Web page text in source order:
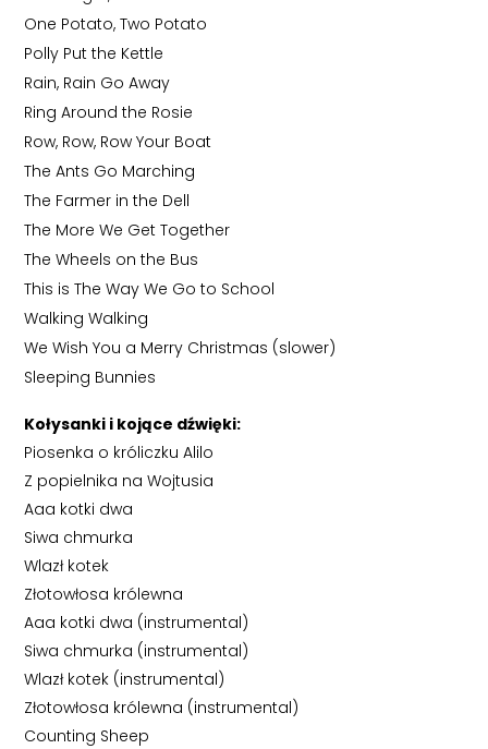
One Potato, Two Potato
Polly Put the Kettle
Rain, Rain Go Away
Ring Around the Rosie
Row, Row, Row Your Boat
The Ants Go Marching
The Farmer in the Dell
The More We Get Together
The Wheels on the Bus
This is The Way We Go to School
Walking Walking
We Wish You a Merry Christmas (slower)
Sleeping Bunnies
Kołysanki i kojące dźwięki:
Piosenka o króliczku Alilo
Z popielnika na Wojtusia
Aaa kotki dwa
Siwa chmurka
Wlazł kotek
Złotowłosa królewna
Aaa kotki dwa (instrumental)
Siwa chmurka (instrumental)
Wlazł kotek (instrumental)
Złotowłosa królewna (instrumental)
Counting Sheep